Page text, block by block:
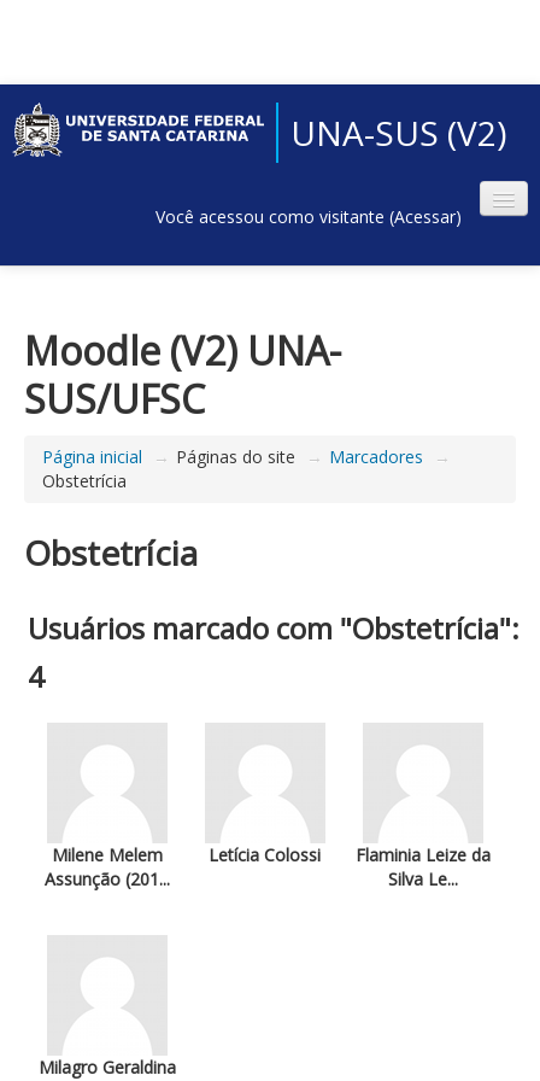
UNA-SUS (V2)
Você acessou como visitante (Acessar)
Moodle (V2) UNA-
SUS/UFSC
Página inicial → Páginas do site → Marcadores
→
Obstetrícia
Obstetrícia
Usuários marcado com "Obstetrícia":
4
Milene Melem
Assunção (201...
Letícia Colossi
Flaminia Leize da
Silva Le...
Milagro Geraldina